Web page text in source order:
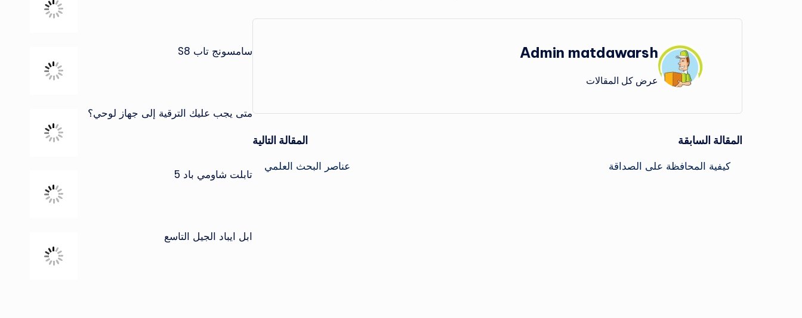
Admin matdawarsh
عرض كل المقالات
تصفّح
المقالات
المقالة السابقة
كيفية المحافظة على الصداقة
المقالة التالية
عناصر البحث العلمي
سامسونج تاب S8
متى يجب عليك الترقية إلى جهاز لوحي؟
تابلت شاومي باد 5
ابل ايباد الجيل التاسع